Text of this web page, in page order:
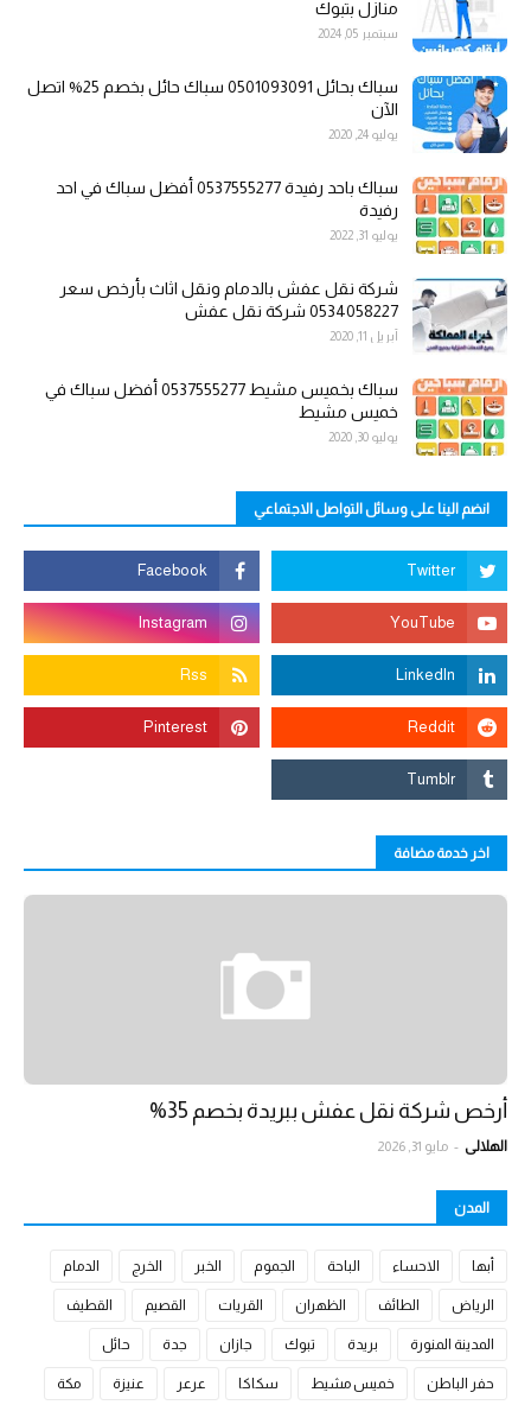
منازل بتبوك
سبتمبر 05, 2024
سباك بحائل 0501093091 سباك حائل بخصم 25% اتصل
الآن
يوليو 24, 2020
سباك باحد رفيدة 0537555277 أفضل سباك في احد
رفيدة
يوليو 31, 2022
شركة نقل عفش بالدمام ونقل اثاث بأرخص سعر
0534058227 شركة نقل عفش
أبريل 11, 2020
سباك بخميس مشيط 0537555277 أفضل سباك في
خميس مشيط
يوليو 30, 2020
انضم الينا على وسائل التواصل الاجتماعي
اخر خدمة مضافة
أرخص شركة نقل عفش ببريدة بخصم 35%
الهلالي - مايو 31, 2026
المدن
أبها الاحساء الباحة الجموم الخبر الخرج الدمام
الرياض الطائف الظهران القريات القصيم القطيف
المدينة المنورة بريدة تبوك جازان جدة حائل
حفر الباطن خميس مشيط سكاكا عرعر عنيزة مكة